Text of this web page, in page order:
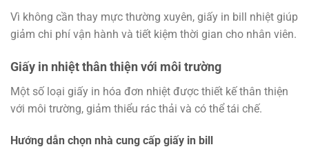
Vì không cần thay mực thường xuyên, giấy in bill nhiệt giúp
giảm chi phí vận hành và tiết kiệm thời gian cho nhân viên.
Giấy in nhiệt thân thiện với môi trường
Một số loại giấy in hóa đơn nhiệt được thiết kế thân thiện
với môi trường, giảm thiểu rác thải và có thể tái chế.
Hướng dẫn chọn nhà cung cấp giấy in bill